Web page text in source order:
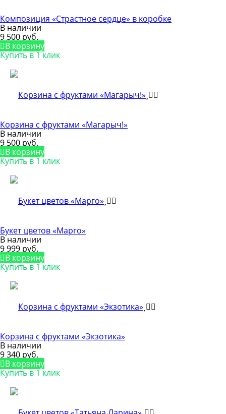
Композиция «Страстное сердце» в коробке
В наличии
9 500 руб.
В корзину
Купить в 1 клик
Корзина с фруктами «Магарыч!»
В наличии
9 500 руб.
В корзину
Купить в 1 клик
Букет цветов «Марго»
В наличии
9 999 руб.
В корзину
Купить в 1 клик
Корзина с фруктами «Экзотика»
В наличии
9 340 руб.
В корзину
Купить в 1 клик